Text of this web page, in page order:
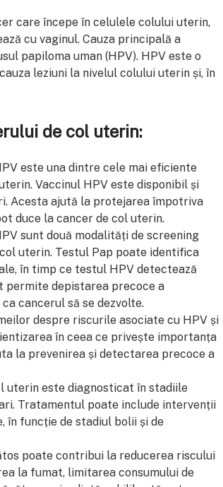
care începe în celulele colului uterin,
cu vaginul. Cauza principală a
papiloma uman (HPV). HPV este o
leziuni la nivelul colului uterin și, în
de col uterin:
este una dintre cele mai eficiente
Vaccinul HPV este disponibil și
Acesta ajută la protejarea împotriva
duce la cancer de col uterin.
sunt două modalități de screening
uterin. Testul Pap poate identifica
în timp ce testul HPV detectează
permite depistarea precoce a
cancerul să se dezvolte.
despre riscurile asociate cu HPV și
în ceea ce privește importanța
la prevenirea și detectarea precoce a
uterin este diagnosticat în stadiile
Tratamentul poate include intervenții
în funcție de stadiul bolii și de
poate contribui la reducerea riscului
la fumat, limitarea consumului de